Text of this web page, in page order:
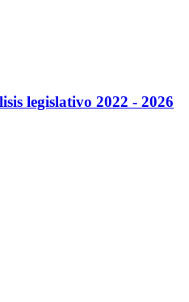
legislativo 2022 - 2026